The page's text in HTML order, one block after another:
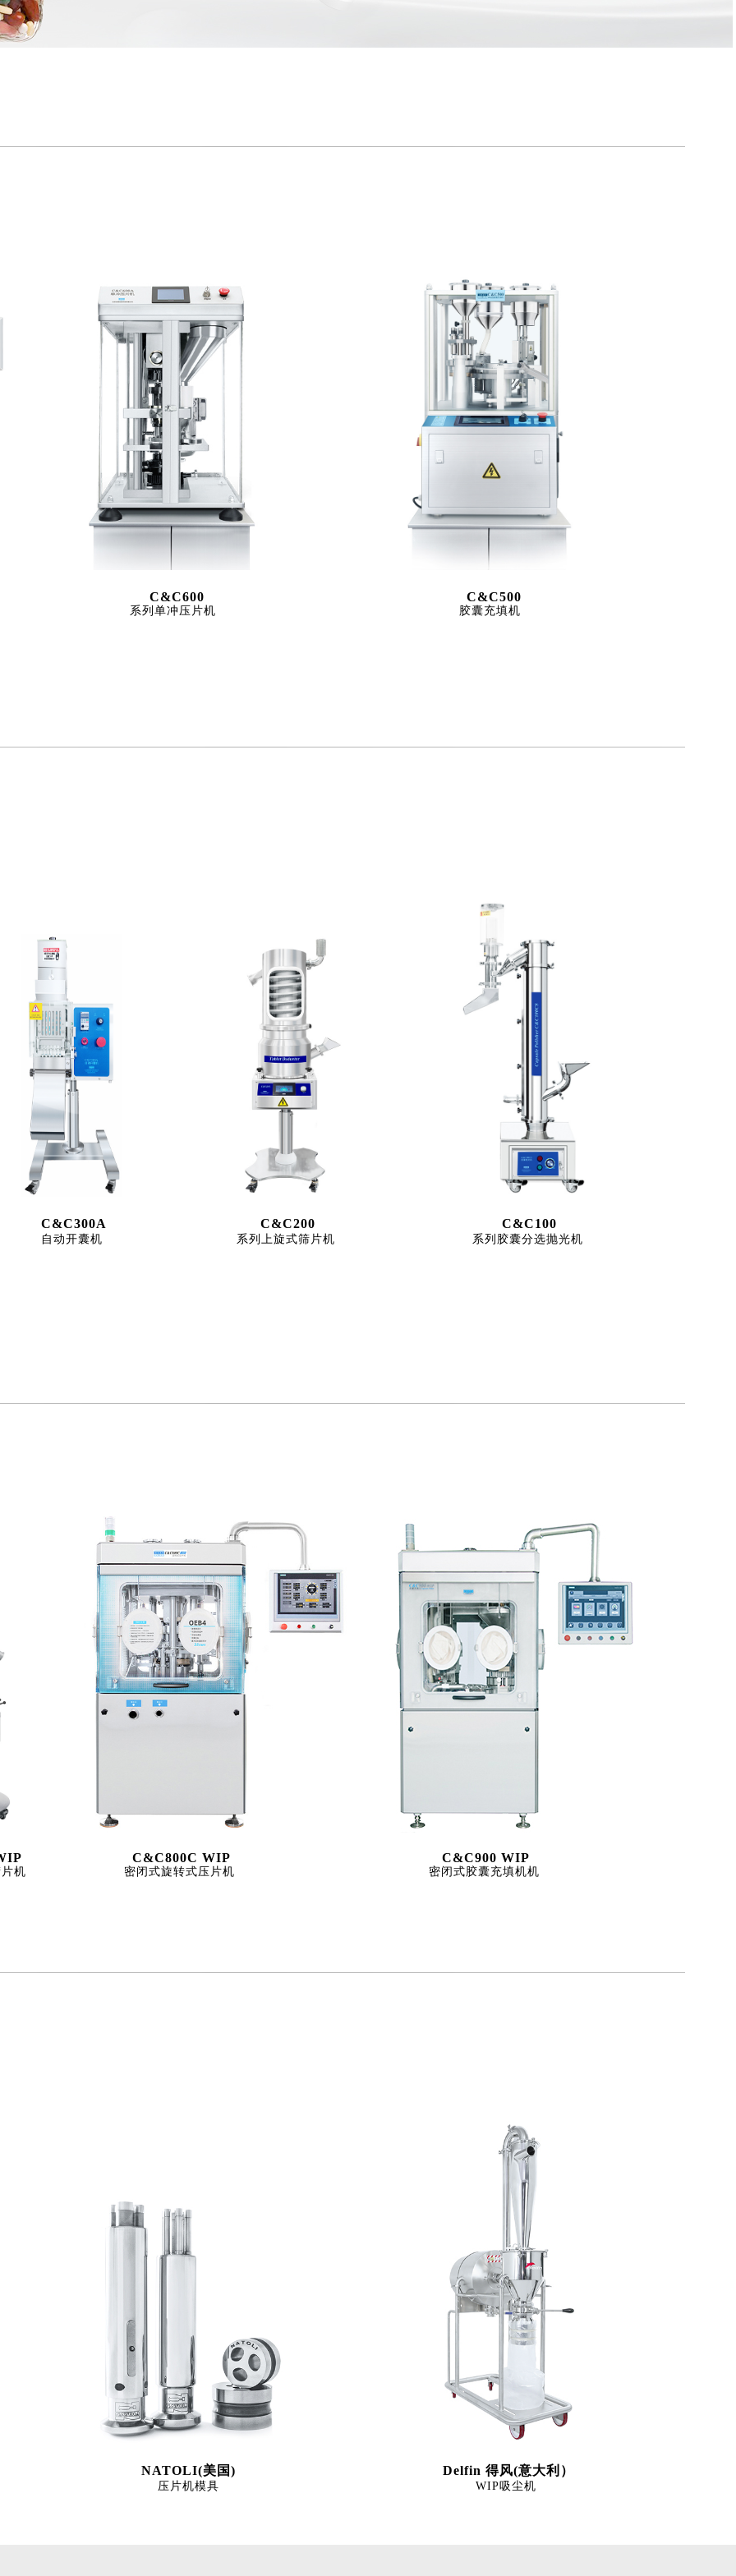
C&C600 C&C500
系列单冲压片机 胶囊充填机
C&C300A C&C200 C&C100
自动开囊机 系列上旋式筛片机 系列胶囊分选抛光机
C&C800C WIP C&C900 WIP
机 密闭式旋转式压片机 密闭式胶囊充填机机
NATOLI(美国) Delfin 得风(意大利）
压片机模具 WIP吸尘机